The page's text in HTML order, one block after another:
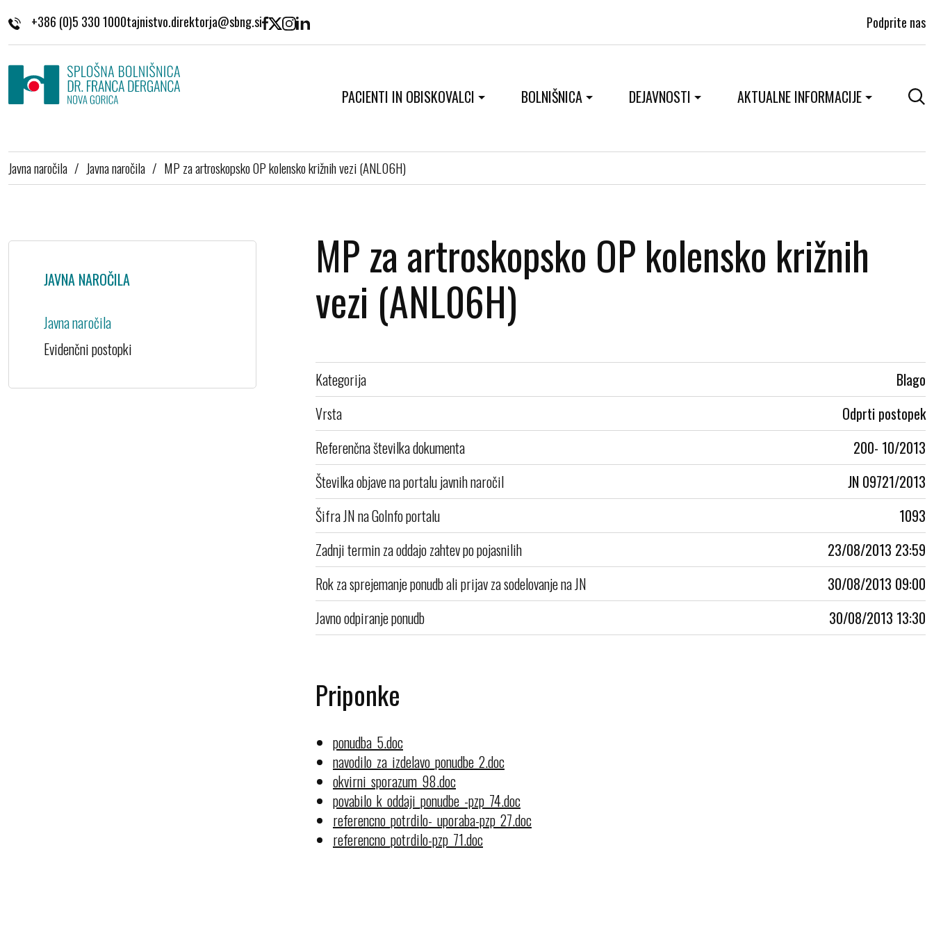
+386 (0)5 330 1000 Podprite nas
PACIENTI IN OBISKOVALCI BOLNIŠNICA DEJAVNOSTI AKTUALNE INFORMACIJE
Javna naročila / Javna naročila / MP za artroskopsko OP kolensko križnih vezi (ANL06H)
JAVNA NAROČILA
Javna naročila
Evidenčni postopki
MP za artroskopsko OP kolensko križnih
vezi (ANL06H)
Kategorija
Blago
Vrsta
Odprti postopek
Referenčna številka dokumenta
200- 10/2013
Številka objave na portalu javnih naročil
JN 09721/2013
Šifra JN na GoInfo portalu
1093
Zadnji termin za oddajo zahtev po pojasnilih
23/08/2013 23:59
Rok za sprejemanje ponudb ali prijav za sodelovanje na JN
30/08/2013 09:00
Javno odpiranje ponudb
30/08/2013 13:30
Priponke
ponudba_5.doc
navodilo_za_izdelavo_ponudbe_2.doc
okvirni_sporazum_98.doc
povabilo_k_oddaji_ponudbe_-pzp_74.doc
referencno_potrdilo-_uporaba-pzp_27.doc
referencno_potrdilo-pzp_71.doc